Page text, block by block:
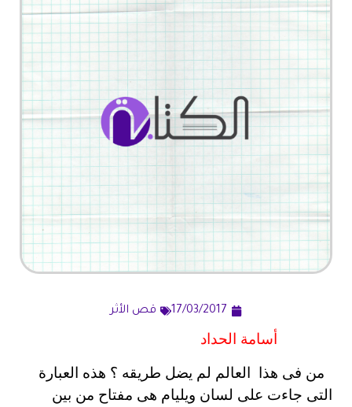
17/03/2017 قص الأثر
أسامة الحداد
من فى هذا العالم لم يضل طريقه ؟ هذه العبارة
التى جاءت على لسان ويليام هى مفتاح من بين